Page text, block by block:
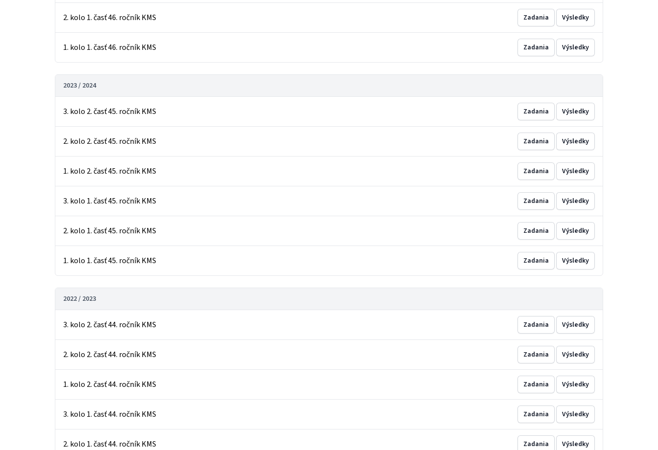
2. kolo 1. časť 46. ročník KMS Zadania Výsledky
1. kolo 1. časť 46. ročník KMS Zadania Výsledky
2023 / 2024
3. kolo 2. časť 45. ročník KMS Zadania Výsledky
2. kolo 2. časť 45. ročník KMS Zadania Výsledky
1. kolo 2. časť 45. ročník KMS Zadania Výsledky
3. kolo 1. časť 45. ročník KMS Zadania Výsledky
2. kolo 1. časť 45. ročník KMS Zadania Výsledky
1. kolo 1. časť 45. ročník KMS Zadania Výsledky
2022 / 2023
3. kolo 2. časť 44. ročník KMS Zadania Výsledky
2. kolo 2. časť 44. ročník KMS Zadania Výsledky
1. kolo 2. časť 44. ročník KMS Zadania Výsledky
3. kolo 1. časť 44. ročník KMS Zadania Výsledky
2. kolo 1. časť 44. ročník KMS Zadania Výsledky